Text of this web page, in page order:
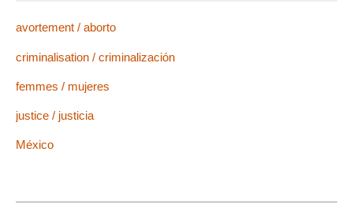
avortement / aborto
criminalisation / criminalización
femmes / mujeres
justice / justicia
México